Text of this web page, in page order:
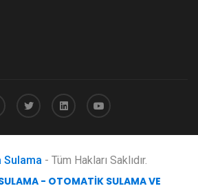
Sulama - Tüm Hakları Saklıdır.
- OTOMATIK SULAMA VE